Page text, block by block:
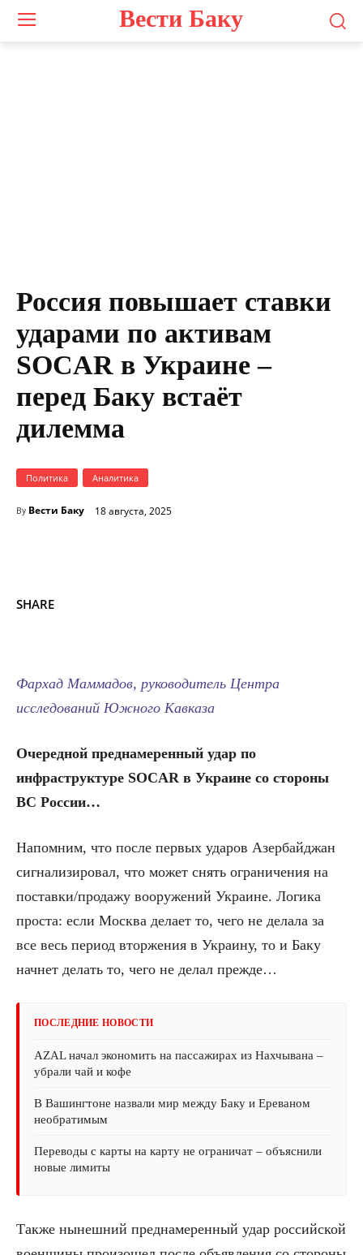
Вести Баку
Россия повышает ставки
ударами по активам
SOCAR в Украине –
перед Баку встаёт
дилемма
Политика Аналитика
By Вести Баку 18 августа, 2025
SHARE
Фархад Маммадов, руководитель Центра
исследований Южного Кавказа
Очередной преднамеренный удар по
инфраструктуре SOCAR в Украине со стороны
ВС России…
Напомним, что после первых ударов Азербайджан
сигнализировал, что может снять ограничения на
поставки/продажу вооружений Украине. Логика
проста: если Москва делает то, чего не делала за
все весь период вторжения в Украину, то и Баку
начнет делать то, чего не делал прежде…
ПОСЛЕДНИЕ НОВОСТИ
AZAL начал экономить на пассажирах из Нахчывана –
убрали чай и кофе
В Вашингтоне назвали мир между Баку и Ереваном
необратимым
Переводы с карты на карту не ограничат – объяснили
новые лимиты
Также нынешний преднамеренный удар российской